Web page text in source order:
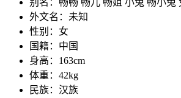
外文名： 未知
性别： 女
国籍： 中国
身高： 163cm
体重： 42kg
民族： 汉族